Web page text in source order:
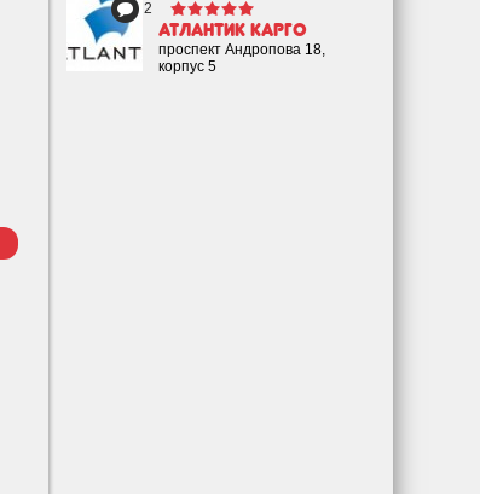
2
Атлантик Карго
проспект Андропова 18,
корпус 5